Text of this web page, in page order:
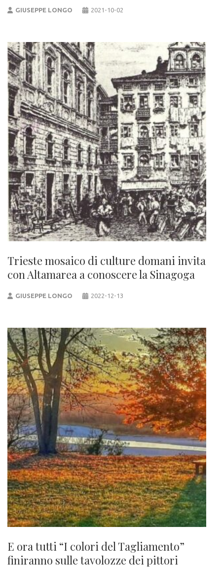
GIUSEPPE LONGO 2021-10-02
Trieste mosaico di culture domani invita
con Altamarea a conoscere la Sinagoga
GIUSEPPE LONGO 2022-12-13
E ora tutti “I colori del Tagliamento”
finiranno sulle tavolozze dei pittori